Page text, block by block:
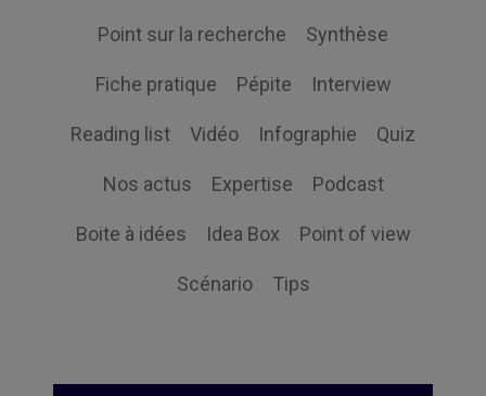
Point sur la recherche Synthèse
Fiche pratique Pépite Interview
Reading list Vidéo Infographie Quiz
Nos actus Expertise Podcast
Boite à idées Idea Box Point of view
Scénario Tips